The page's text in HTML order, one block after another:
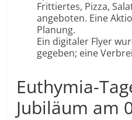
Frittiertes, Pizza,
angeboten. Eine
Planung.
Ein digitaler Flyer
gegeben; eine
Euthymia-
Jubiläum am